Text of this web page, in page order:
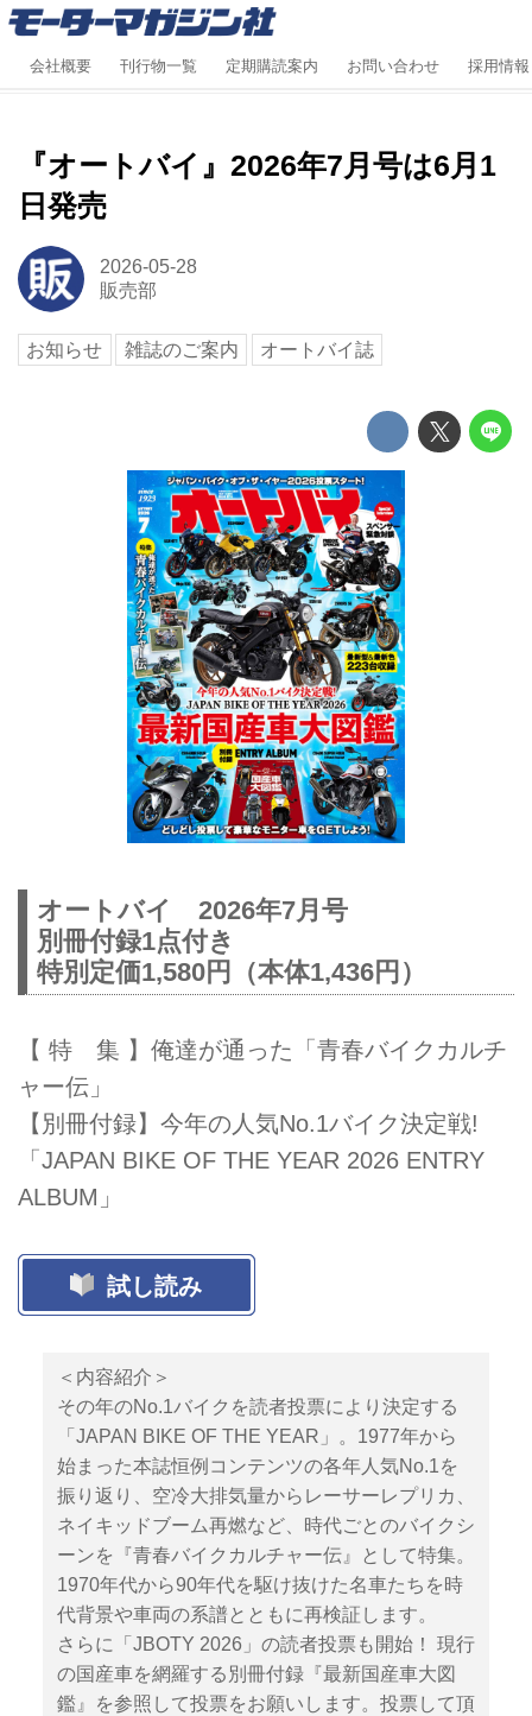
会社概要 刊行物一覧 定期購読案内 お問い合わせ 採用情報
『オートバイ』2026年7月号は6月1
日発売
2026-05-28
販売部
お知らせ 雑誌のご案内 オートバイ誌
オートバイ 2026年7月号
別冊付録1点付き
特別定価1,580円（本体1,436円）
【 特 集 】俺達が通った「青春バイクカルチ
ャー伝」
【別冊付録】今年の人気No.1バイク決定戦!
「JAPAN BIKE OF THE YEAR 2026 ENTRY
ALBUM」
試し読み
＜内容紹介＞
その年のNo.1バイクを読者投票により決定する
「JAPAN BIKE OF THE YEAR」。1977年から
始まった本誌恒例コンテンツの各年人気No.1を
振り返り、空冷大排気量からレーサーレプリカ、
ネイキッドブーム再燃など、時代ごとのバイクシ
ーンを『青春バイクカルチャー伝』として特集。
1970年代から90年代を駆け抜けた名車たちを時
代背景や車両の系譜とともに再検証します。
さらに「JBOTY 2026」の読者投票も開始！ 現行
の国産車を網羅する別冊付録『最新国産車大図
鑑』を参照して投票をお願いします。投票して頂